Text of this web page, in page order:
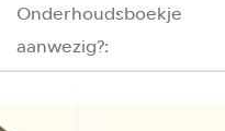
Onderhoudsboekje
aanwezig?: